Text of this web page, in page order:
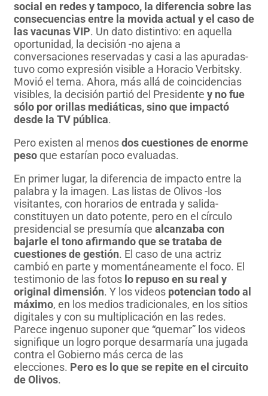
social en redes y tampoco, la diferencia sobre las
consecuencias entre la movida actual y el caso de
las vacunas VIP. Un dato distintivo: en aquella
oportunidad, la decisión -no ajena a
conversaciones reservadas y casi a las apuradas-
tuvo como expresión visible a Horacio Verbitsky.
Movió el tema. Ahora, más allá de coincidencias
visibles, la decisión partió del Presidente y no fue
sólo por orillas mediáticas, sino que impactó
desde la TV pública.
Pero existen al menosdos cuestiones de enorme
pesoque estarían poco evaluadas.
En primer lugar, la diferencia de impacto entre la
palabra y la imagen. Las listas de Olivos -los
visitantes, con horarios de entrada y salida-
constituyen un dato potente, pero en el círculo
presidencial se presumía que alcanzaba con
bajarle el tono afirmando que se trataba de
cuestiones de gestión. El caso de una actriz
cambió en parte y momentáneamente el foco. El
testimonio de las fotos lo repuso en su real y
original dimensión. Y los videos potencian todo al
máximo, en los medios tradicionales, en los sitios
digitales y con su multiplicación en las redes.
Parece ingenuo suponer que “quemar” los videos
signifique un logro porque desarmaría una jugada
contra el Gobierno más cerca de las
elecciones. Pero es lo que se repite en el circuito
de Olivos.